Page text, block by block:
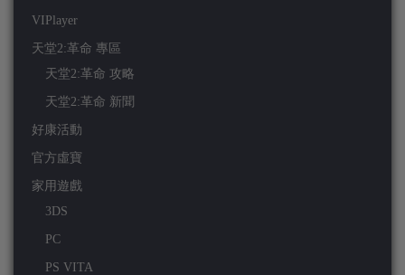
VIPlayer
天堂2:革命 專區
天堂2:革命 攻略
天堂2:革命 新聞
好康活動
官方虛寶
家用遊戲
3DS
PC
PS VITA